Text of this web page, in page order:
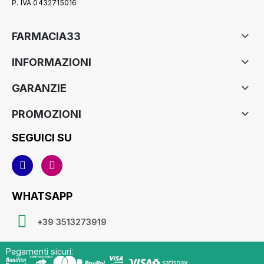
P. IVA 0432715016
FARMACIA33 
INFORMAZIONI 
GARANZIE 
PROMOZIONI 
SEGUICI SU
WHATSAPP
+39 3513273919
Pagamenti sicuri: